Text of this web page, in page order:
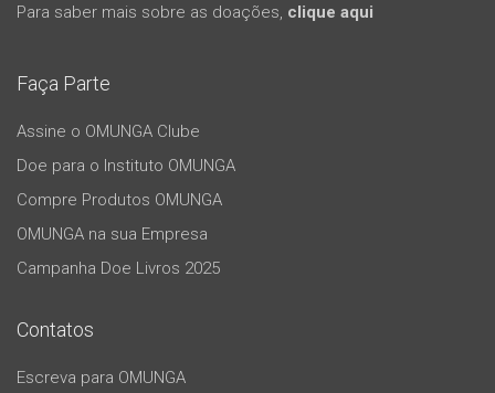
Para saber mais sobre as doações, clique aqui
Faça Parte
Assine o OMUNGA Clube
Doe para o Instituto OMUNGA
Compre Produtos OMUNGA
OMUNGA na sua Empresa
Campanha Doe Livros 2025
Contatos
Escreva para OMUNGA